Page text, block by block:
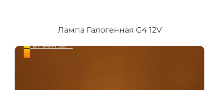
Лампа Галогенная G4 12V